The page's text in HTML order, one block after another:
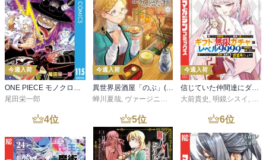
今週入荷
ONE PIECE モノクロ版 115
尾田栄一郎
今週入荷
異世界居酒屋「のぶ」(22)
蝉川夏哉, ヴァージニア二等兵 ,転
今週入荷
信じていた仲間達にダンジョン奥地で殺されかけたがギフト『無限ガチャ』でレベル９９９９の仲間達を手に入れて元パーティーメンバーと世界に復讐＆『ざまぁ！』します！（２３）
大前貴史 , 明鏡シスイ , ｔ
4位 5位 6位